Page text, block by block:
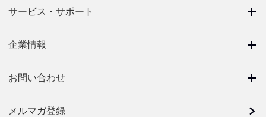
サービス・サポート
企業情報
お問い合わせ
メルマガ登録